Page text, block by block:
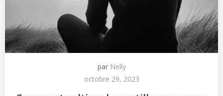
par Nelly
octobre 29, 2023